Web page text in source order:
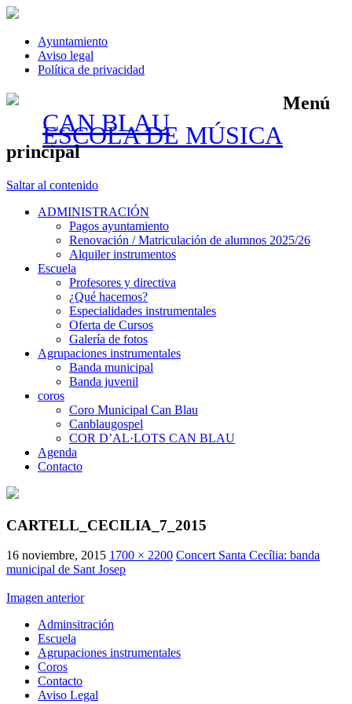
Ayuntamiento
Aviso legal
Política de privacidad
CAN BLAU
ESCOLA DE MÚSICA
Menú
principal
Saltar al contenido
ADMINISTRACIÓN
Pagos ayuntamiento
Renovación / Matriculación de alumnos 2025/26
Alquiler instrumentos
Escuela
Profesores y directiva
¿Qué hacemos?
Especialidades instrumentales
Oferta de Cursos
Galería de fotos
Agrupaciones instrumentales
Banda municipal
Banda juvenil
coros
Coro Municipal Can Blau
Canblaugospel
COR D’AL·LOTS CAN BLAU
Agenda
Contacto
CARTELL_CECILIA_7_2015
16 noviembre, 2015 1700 × 2200 Concert Santa Cecília: banda
municipal de Sant Josep
Imagen anterior
Adminsitración
Escuela
Agrupaciones instrumentales
Coros
Contacto
Aviso Legal